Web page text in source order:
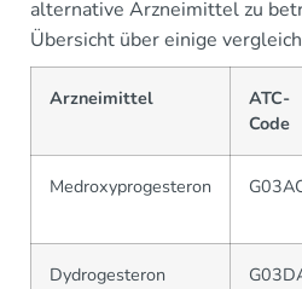
alternative Arzneimittel zu
Übersicht über einige
Arzneimittel
ATC-
Code
Medroxyprogesteron
Dydrogesteron